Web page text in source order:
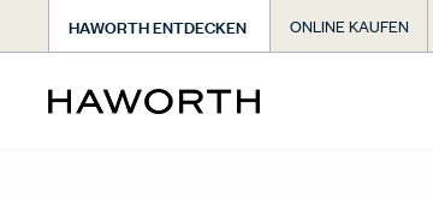
HAWORTH ENTDECKEN ONLINE KAUFEN